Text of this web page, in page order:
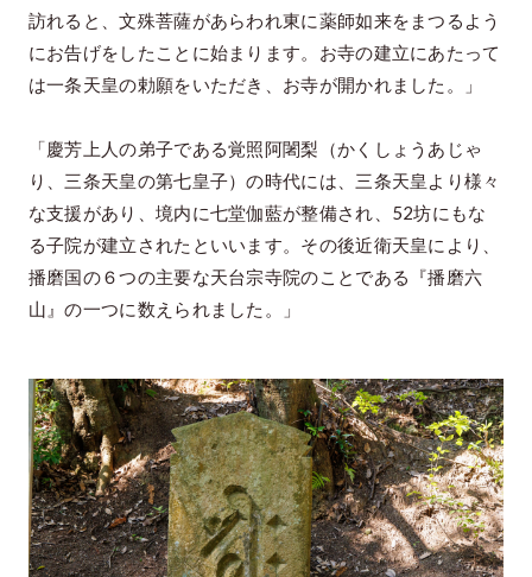
訪れると、文殊菩薩があらわれ東に薬師如来をまつるよう
にお告げをしたことに始まります。お寺の建立にあたって
は一条天皇の勅願をいただき、お寺が開かれました。」
「慶芳上人の弟子である覚照阿闍梨（かくしょうあじゃ
り、三条天皇の第七皇子）の時代には、三条天皇より様々
な支援があり、境内に七堂伽藍が整備され、52坊にもな
る子院が建立されたといいます。その後近衛天皇により、
播磨国の６つの主要な天台宗寺院のことである『播磨六
山』の一つに数えられました。」